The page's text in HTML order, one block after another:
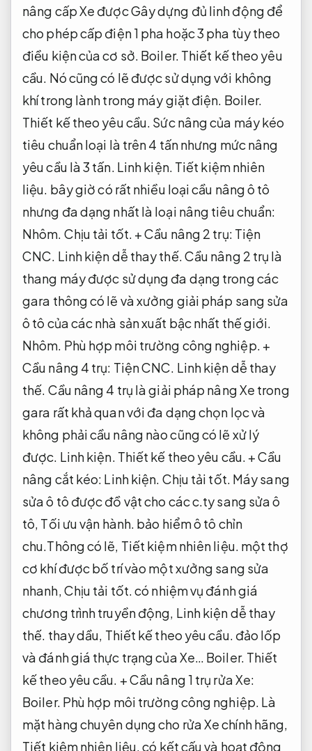
nâng cấp Xe được Gây dựng đủ linh động để
cho phép cấp điện 1 pha hoặc 3 pha tùy theo
điều kiện của cơ sở. Boiler. Thiết kế theo yêu
cầu. Nó cũng có lẽ được sử dụng với không
khí trong lành trong máy giặt điện. Boiler.
Thiết kế theo yêu cầu. Sức nâng của máy kéo
tiêu chuẩn loại là trên 4 tấn nhưng mức nâng
yêu cầu là 3 tấn. Linh kiện. Tiết kiệm nhiên
liệu. bây giờ có rất nhiều loại cầu nâng ô tô
nhưng đa dạng nhất là loại nâng tiêu chuẩn:
Nhôm. Chịu tải tốt. + Cầu nâng 2 trụ: Tiện
CNC. Linh kiện dễ thay thế.Cầu nâng 2 trụ là
thang máy được sử dụng đa dạng trong các
gara thông có lẽ và xưởng giải pháp sang sửa
ô tô của các nhà sản xuất bậc nhất thế giới.
Nhôm. Phù hợp môi trường công nghiệp. +
Cầu nâng 4 trụ: Tiện CNC. Linh kiện dễ thay
thế. Cầu nâng 4 trụ là giải pháp nâng Xe trong
gara rất khả quan với đa dạng chọn lọc và
không phải cầu nâng nào cũng có lẽ xử lý
được. Linh kiện. Thiết kế theo yêu cầu. + Cầu
nâng cắt kéo: Linh kiện. Chịu tải tốt. Máy sang
sửa ô tô được đồ vật cho các c.ty sang sửa ô
tô, Tối ưu vận hành. bảo hiểm ô tô chỉn
chu.Thông có lẽ, Tiết kiệm nhiên liệu. một thợ
cơ khí được bố trí vào một xưởng sang sửa
nhanh,Chịu tải tốt.có nhiệm vụ đánh giá
chương trình truyền động, Linh kiện dễ thay
thế. thay dầu, Thiết kế theo yêu cầu. đảo lốp
và đánh giá thực trạng của Xe… Boiler. Thiết
kế theo yêu cầu. + Cầu nâng 1 trụ rửa Xe:
Boiler. Phù hợp môi trường công nghiệp. Là
mặt hàng chuyên dụng cho rửa Xe chính hãng,
Tiết kiệm nhiên liệu.có kết cấu và hoạt động